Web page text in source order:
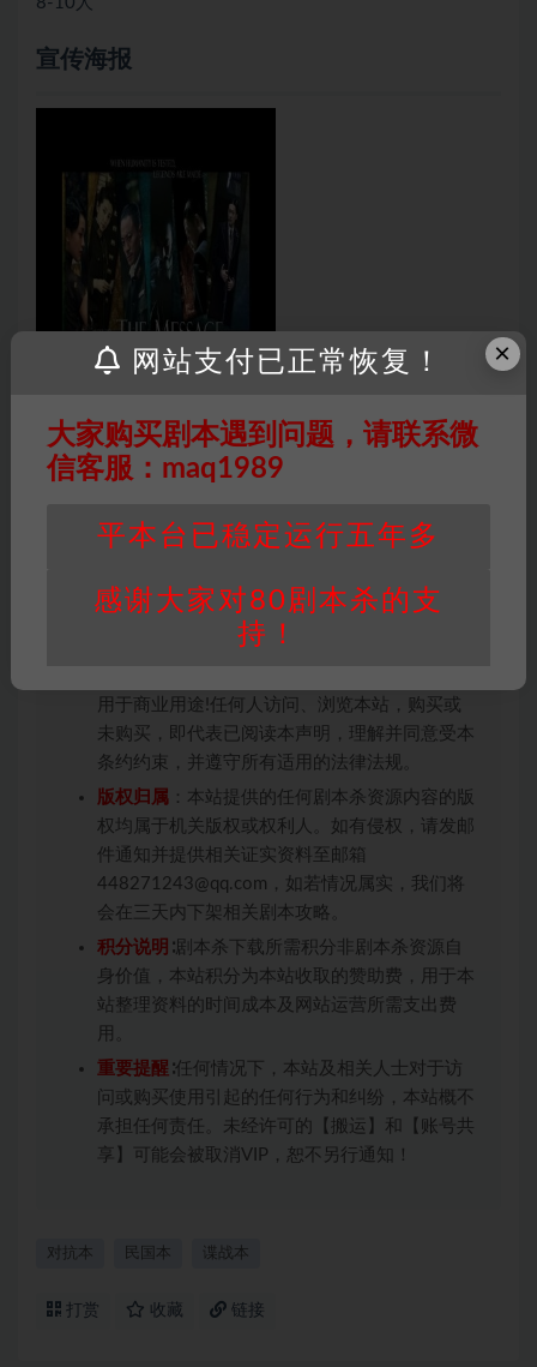
宣传海报
因百度网盘限制，链接有失效的风险，如遇到无
效链接请联系客服补发！！！网盘不限速下载神
器→点此下载←
： 本站所有剧本杀资源均为网友分享
用于商业用途!任何人访问、浏览本站，购买或
未购买，即代表已阅读本声明，理解并同意受本
条约约束，并遵守所有适用的法律法规。
版权归属 ：本站提供的任何剧本杀资源内容的版
权均属于机关版权或权利人。如有侵权，请发邮
件通知并提供相关证实资料至邮箱
448271243@qq.com，如若情况属实，我们将
会在三天内下架相关剧本攻略。
积分说明 ∶剧本杀下载所需积分非剧本杀资源自
身价值，本站积分为本站收取的赞助费，用于本
站整理资料的时间成本及网站运营所需支出费
用。
重要提醒 ∶任何情况下，本站及相关人士对于访
问或购买使用引起的任何行为和纠纷，本站概不
承担任何责任。未经许可的【搬运】和【账号共
享】可能会被取消VIP，恕不另行通知！
对抗本 民国本 谍战本
打赏 收藏 链接
×
网站支付已正常恢复！
大家购买剧本遇到问题，请联系微
信客服：maq1989
平本台已稳定运行五年多
感谢大家对80剧本杀的支
持！